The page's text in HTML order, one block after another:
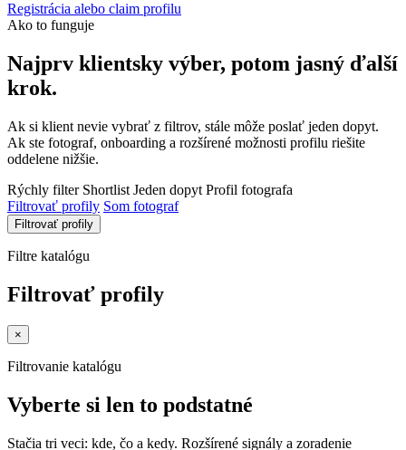
Registrácia alebo claim profilu
Ako to funguje
Najprv klientsky výber, potom jasný ďalší
krok.
Ak si klient nevie vybrať z filtrov, stále môže poslať jeden dopyt.
Ak ste fotograf, onboarding a rozšírené možnosti profilu riešite
oddelene nižšie.
Rýchly filter Shortlist Jeden dopyt Profil fotografa
Filtrovať profily Som fotograf
Filtrovať profily
Filtre katalógu
Filtrovať profily
×
Filtrovanie katalógu
Vyberte si len to podstatné
Stačia tri veci: kde, čo a kedy. Rozšírené signály a zoradenie